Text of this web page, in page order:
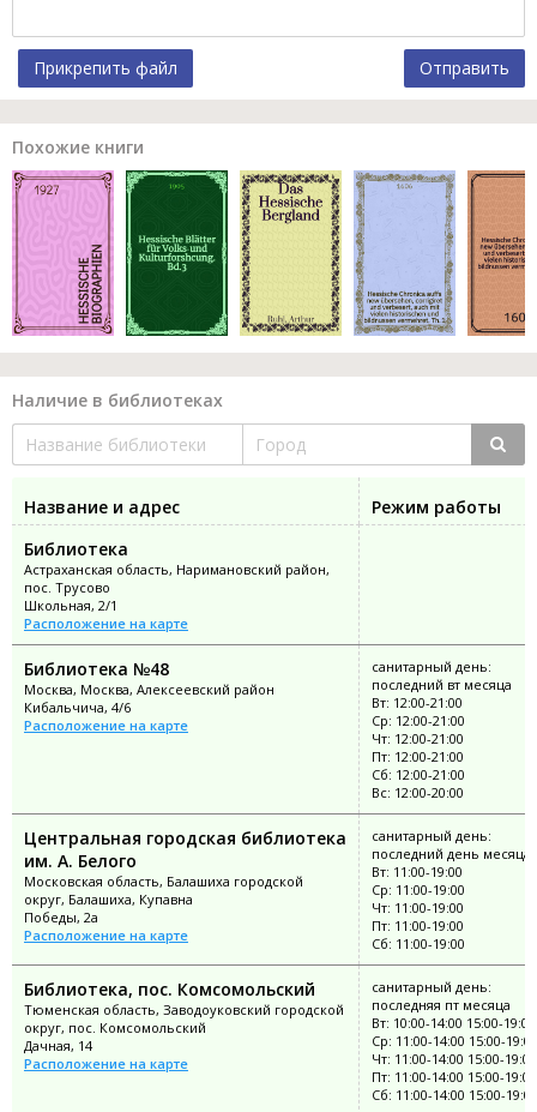
Прикрепить файл Отправить
Похожие книги
Наличие в библиотеках
Название и адрес
Режим работы
Библиотека
Астраханская область, Наримановский район,
пос. Трусово
Школьная, 2/1
Расположение на карте
Библиотека №48
Москва, Москва, Алексеевский район
Кибальчича, 4/6
Расположение на карте
санитарный день:
последний вт месяца
Вт: 12:00-21:00
Ср: 12:00-21:00
Чт: 12:00-21:00
Пт: 12:00-21:00
Сб: 12:00-21:00
Вс: 12:00-20:00
Центральная городская библиотека
им. А. Белого
Московская область, Балашиха городской
округ, Балашиха, Купавна
Победы, 2а
Расположение на карте
санитарный день:
последний день месяца
Вт: 11:00-19:00
Ср: 11:00-19:00
Чт: 11:00-19:00
Пт: 11:00-19:00
Сб: 11:00-19:00
Библиотека, пос. Комсомольский
Тюменская область, Заводоуковский городской
округ, пос. Комсомольский
Дачная, 14
Расположение на карте
санитарный день:
последняя пт месяца
Вт: 10:00-14:00 15:00-19:00
Ср: 11:00-14:00 15:00-19:00
Чт: 11:00-14:00 15:00-19:00
Пт: 11:00-14:00 15:00-19:00
Сб: 11:00-14:00 15:00-19:00